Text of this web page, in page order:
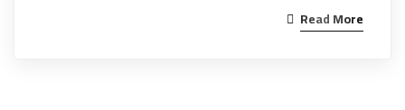
Read More